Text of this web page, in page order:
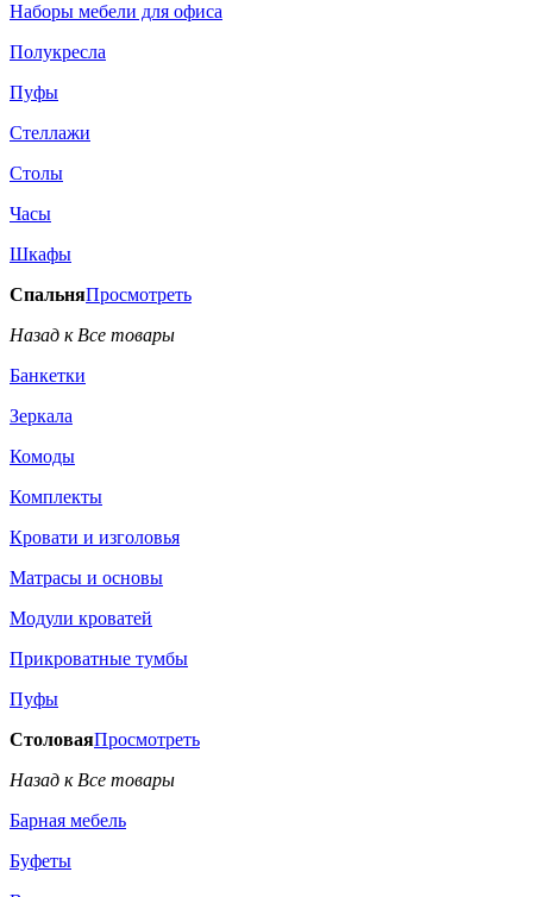
Наборы мебели для офиса
Полукресла
Пуфы
Стеллажи
Столы
Часы
Шкафы
СпальняПросмотреть
Назад к Все товары
Банкетки
Зеркала
Комоды
Комплекты
Кровати и изголовья
Матрасы и основы
Модули кроватей
Прикроватные тумбы
Пуфы
СтоловаяПросмотреть
Назад к Все товары
Барная мебель
Буфеты